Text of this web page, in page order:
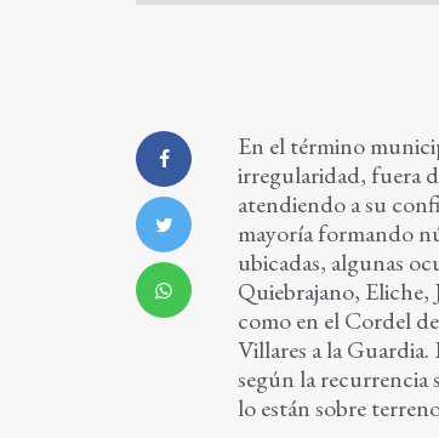
En el término
irregularidad, fuera
atendiendo a su
mayoría formando
ubicadas, algunas
Quiebrajano, Eliche,
como en el Cordel
Villares a la Guardia.
según la recurrencia
lo están sobre